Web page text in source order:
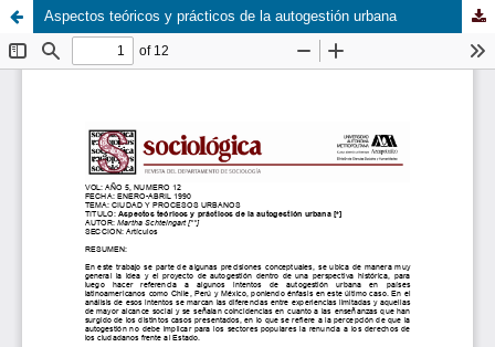
Aspectos teóricos y prácticos de la autogestión urbana